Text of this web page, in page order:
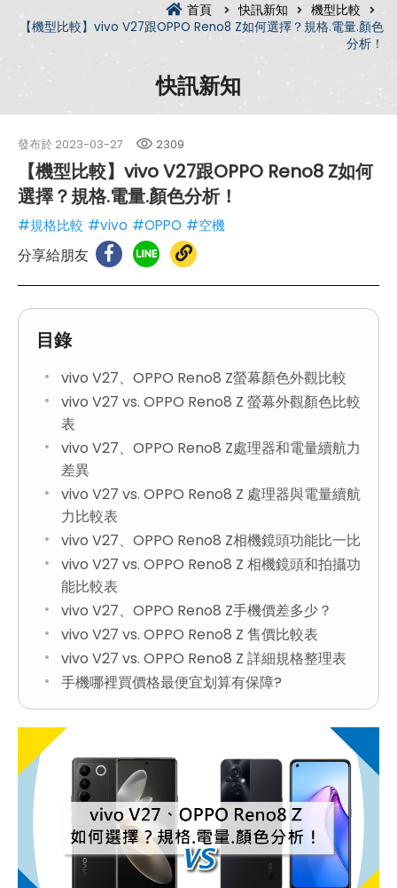
首頁 快訊新知
機型比較
【機型比較】vivo V27跟OPPO Reno8 Z如何選擇？規格.電量.顏色
分析！
快訊新知
發布於 2023-03-27 2309
【機型比較】vivo V27跟OPPO Reno8 Z如何
選擇？規格.電量.顏色分析！
#規格比較 #vivo #OPPO #空機
分享給朋友
目錄
vivo V27、OPPO Reno8 Z螢幕顏色外觀比較
vivo V27 vs. OPPO Reno8 Z 螢幕外觀顏色比較
表
vivo V27、OPPO Reno8 Z處理器和電量續航力
差異
vivo V27 vs. OPPO Reno8 Z 處理器與電量續航
力比較表
vivo V27、OPPO Reno8 Z相機鏡頭功能比一比
vivo V27 vs. OPPO Reno8 Z 相機鏡頭和拍攝功
能比較表
vivo V27、OPPO Reno8 Z手機價差多少？
vivo V27 vs. OPPO Reno8 Z 售價比較表
vivo V27 vs. OPPO Reno8 Z 詳細規格整理表
手機哪裡買價格最便宜划算有保障?